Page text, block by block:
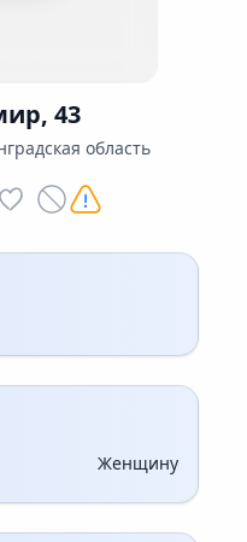
43
область
Женщину